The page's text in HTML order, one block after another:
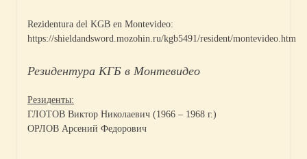
Rezidentura del KGB en Montevideo:
https://shieldandsword.mozohin.ru/kgb5491/resident/montevideo.htm
Резидентура КГБ в Монтевидео
Резиденты:
ГЛОТОВ Виктор Николаевич (1966 – 1968 г.)
ОРЛОВ Арсений Федорович